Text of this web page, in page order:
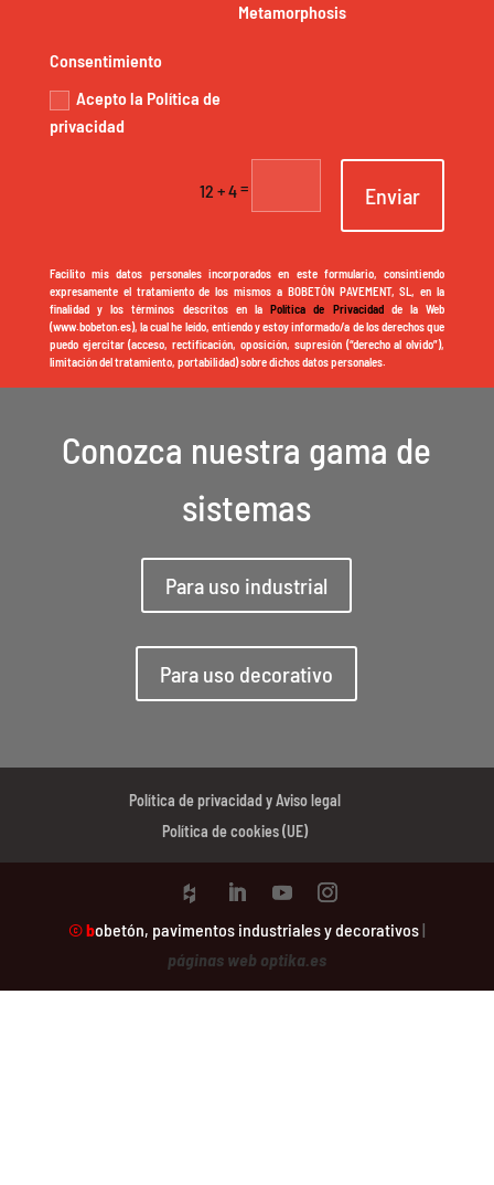
Metamorphosis
Consentimiento
Acepto la Política de
privacidad
12 + 4= Enviar
Facilito mis datos personales incorporados en este formulario, consintiendo
expresamente el tratamiento de los mismos a BOBETÓN PAVEMENT, SL, en la
finalidad y los términos descritos en laPolítica de Privacidad de la Web
(www.bobeton.es), la cual he leído, entiendo y estoy informado/a de los derechos que
puedo ejercitar (acceso, rectificación, oposición, supresión (“derecho al olvido”),
limitación del tratamiento, portabilidad) sobre dichos datos personales.
Conozca nuestra gama de
sistemas
Para uso industrial
Para uso decorativo
Política de privacidad y Aviso legal
Política de cookies (UE)
©bobetón, pavimentos industriales y decorativos|
páginas web optika.es